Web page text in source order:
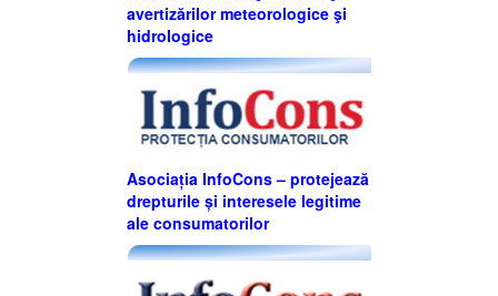
avertizărilor meteorologice şi
hidrologice
Asociația InfoCons – protejează
drepturile și interesele legitime
ale consumatorilor